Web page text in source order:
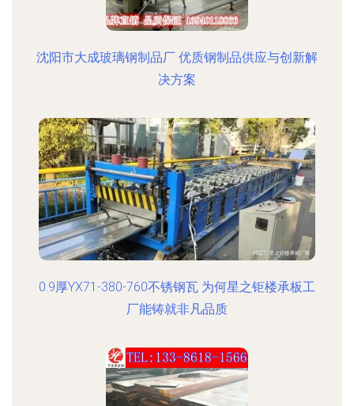
沈阳市大成玻璃钢制品厂 优质钢制品供应与创新解
决方案
0.9厚YX71-380-760不锈钢瓦 为何星之钜楼承板工
厂能铸就非凡品质